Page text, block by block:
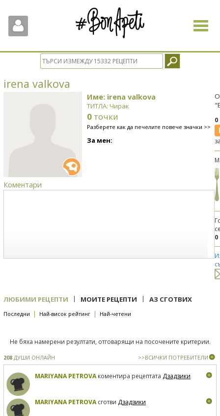
Toggle
irena valkova
Име: irena valkova
ТИТЛА: Чирак
0 точки
Разберете как да печелите повече значки >>
За мен:
Коментари
0
ЛЮБИМИ РЕЦЕПТИ | МОИТЕ РЕЦЕПТИ | АЗ СГОТВИХ
Последни | Най-висок рейтинг | Най-четени
Не бяха намерени резултати, отговарящи на посочените критерии.
208 ДУШИ ОНЛАЙН >>ВСИЧКИ ПОТРЕБИТЕЛИ
MARIYANA PETROVAкоментира рецептата Дзадзики
MARIYANA PETROVAсготви Дзадзики